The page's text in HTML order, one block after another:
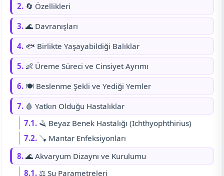
2. 🔄 Özellikleri
3. 🌊 Davranışları
4. 🐟 Birlikte Yaşayabildiği Balıklar
5. 👶 Üreme Süreci ve Cinsiyet Ayrımı
6. 🍽️ Beslenme Şekli ve Yediği Yemler
7. 🩸 Yatkın Olduğu Hastalıklar
7.1. 🪒 Beyaz Benek Hastalığı (Ichthyophthirius)
7.2. 🪠 Mantar Enfeksiyonları
8. 🌊 Akvaryum Dizaynı ve Kurulumu
8.1. ⚖️ Su Parametreleri